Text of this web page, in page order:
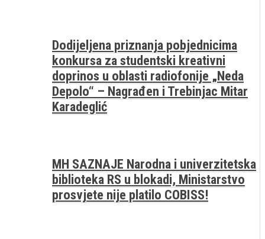
Dodijeljena priznanja pobjednicima
konkursa za studentski kreativni
doprinos u oblasti radiofonije „Neda
Depolo“ – Nagrađen i Trebinjac Mitar
Karadeglić
MH SAZNAJE Narodna i univerzitetska
biblioteka RS u blokadi, Ministarstvo
prosvjete nije platilo COBISS!